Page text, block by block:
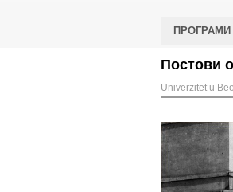
ПРОГРАМИ
Постови
Univerzitet u